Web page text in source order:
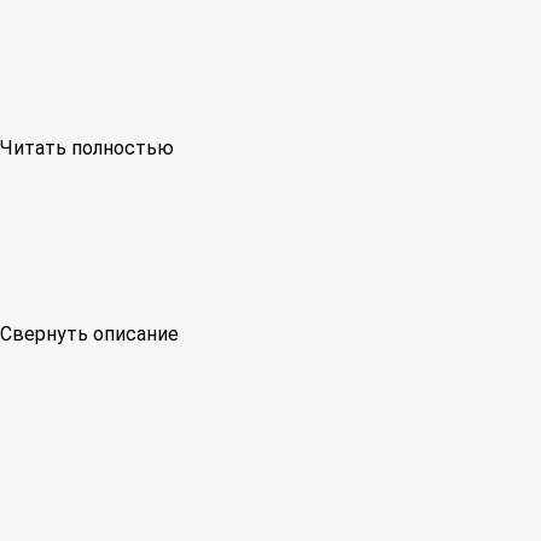
Читать полностью
Свернуть описание